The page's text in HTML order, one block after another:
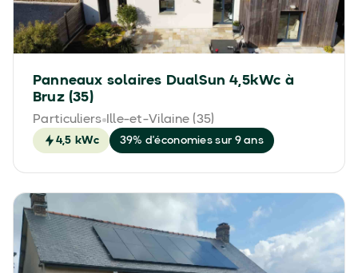
Panneaux solaires DualSun 4,5kWc à
Bruz (35)
Particuliers Ille-et-Vilaine (35)
4,5 kWc 39% d'économies sur 9 ans